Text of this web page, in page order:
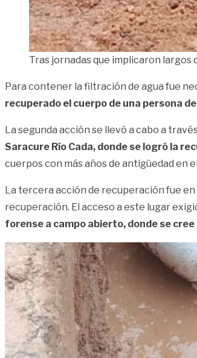
Tras jornadas que implicaron
Para contener la filtración de agua fue
recuperado el cuerpo de una persona
La segunda acción se llevó a cabo a
Saracure Río Cada, donde se logró la
cuerpos con más años de antigüedad en
La tercera acción de recuperación fue
recuperación. El acceso a este lugar
forense a campo abierto, donde se